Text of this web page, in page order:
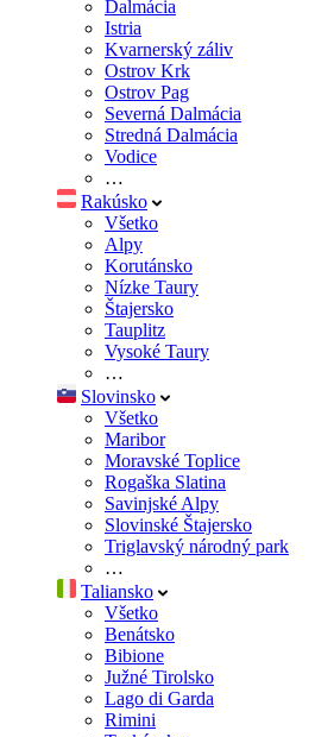
Dalmácia
Istria
Kvarnerský záliv
Ostrov Krk
Ostrov Pag
Severná Dalmácia
Stredná Dalmácia
Vodice
…
Rakúsko
Všetko
Alpy
Korutánsko
Nízke Taury
Štajersko
Tauplitz
Vysoké Taury
…
Slovinsko
Všetko
Maribor
Moravské Toplice
Rogaška Slatina
Savinjské Alpy
Slovinské Štajersko
Triglavský národný park
…
Taliansko
Všetko
Benátsko
Bibione
Južné Tirolsko
Lago di Garda
Rimini